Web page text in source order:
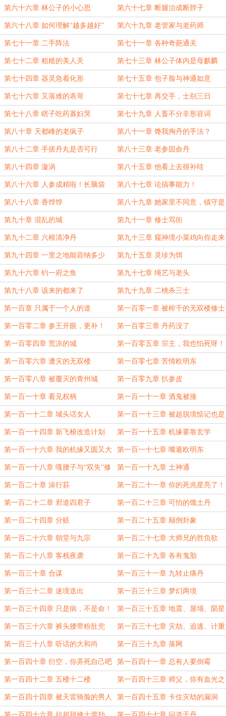
友们
第六十六章 林公子的小心思 第六十七章 断腿治成断脖子
第六十八章 如何理解“越多越好” 第六十九章 老管家与老药师
第七十一章 二手阵法 第七十一章 各种奇葩通关
第七十二章 粗糙的美人关 第七十三章 林公子体内是母麒麟
第七十四章 器灵急着化形 第七十五章 包子脸与神通如意
第七十六章 又落难的表哥 第七十七章 再交手，士别三日
第七十八章 瞎子吃药寡妇哭 第七十九章 人畜不分非形容词
第八十章 天都峰的老疯子 第八十一章 馋我掏丹的手法？
第八十二章 手搓丹丸是否可行 第八十三章 老参固命丹
第八十四章 漩涡 第八十五章 他看上去很补哇
第八十六章 人参成精啦！长脑袋 第八十七章 论搞事能力！
第八十八章 香饽饽 第八十九章 她家里不同意，镇守是
傻帽
第九十章 混乱的城 第九十一章 修士骂街
第九十二章 六根清净丹 第九十三章 窥神境小菜鸡向你走来
第九十四章 一里之地能容纳多少
人？
第九十五章 灵珍为饵
第九十六章 钓一府之鱼 第九十七章 绳艺与老头
第九十八章 该来的都来了 第九十九章 二桃杀三士
第一百章 只属于一个人的道 第一百零一章 被榨干的无双楼修士
第一百零二章 参王开眼，更补！ 第一百零三章 丹药没了
第一百零四章 荒凉的城 第一百零五章 宗主，我也怕死呀！
第一百零六章 遭灾的无双楼 第一百零七章 苦情欧明东
第一百零八章 被覆灭的青州城 第一百零九章 扒参皮
第一百一十章 看见权柄 第一百一十一章 酒鬼被揍
第一百一十二章 城头话女人 第一百一十三章 被超脱境惦记也是
成就
第一百一十四章 新飞梭改造计划 第一百一十五章 机缘要靠玄学
第一百一十六章 我的机缘又圆又大 第一百一十七章 嘴遁欧明东
第一百一十八章 嘎腰子与“双失”修
士
第一百一十九章 土神通
第一百二十章 涂行荪 第一百二十一章 你的死兆星亮了！
第一百二十二章 邪道四君子 第一百二十三章 可怕的饿土丹
第一百二十四章 分赃 第一百二十五章 颠倒卦象
第一百二十六章 朝堂与九宗 第一百二十七章 大师兄的胜负欲
第一百二十八章 客栈夜袭 第一百二十九章 各有鬼胎
第一百三十章 合谋 第一百三十一章 九转止痛丹
第一百三十二章 迷境迭出 第一百三十三章 梦幻两境
第一百三十四章 只是病，不是命！ 第一百三十五章 地震、屋塌、陨星
落
第一百三十六章 裤头腰带粉肚兜 第一百三十七章 灾劫、追逃、计重
施！
第一百三十八章 听话的大和尚 第一百三十九章 落网
第一百四十章 衍空，你弄死自己吧 第一百四十一章 总有人要倒霉
第一百四十二章 五楼十二楼 第一百四十三章 师父，你有血光之
灾
第一百四十四章 被天雷骑脸的男人 第一百四十五章 卡住灾劫的漏洞